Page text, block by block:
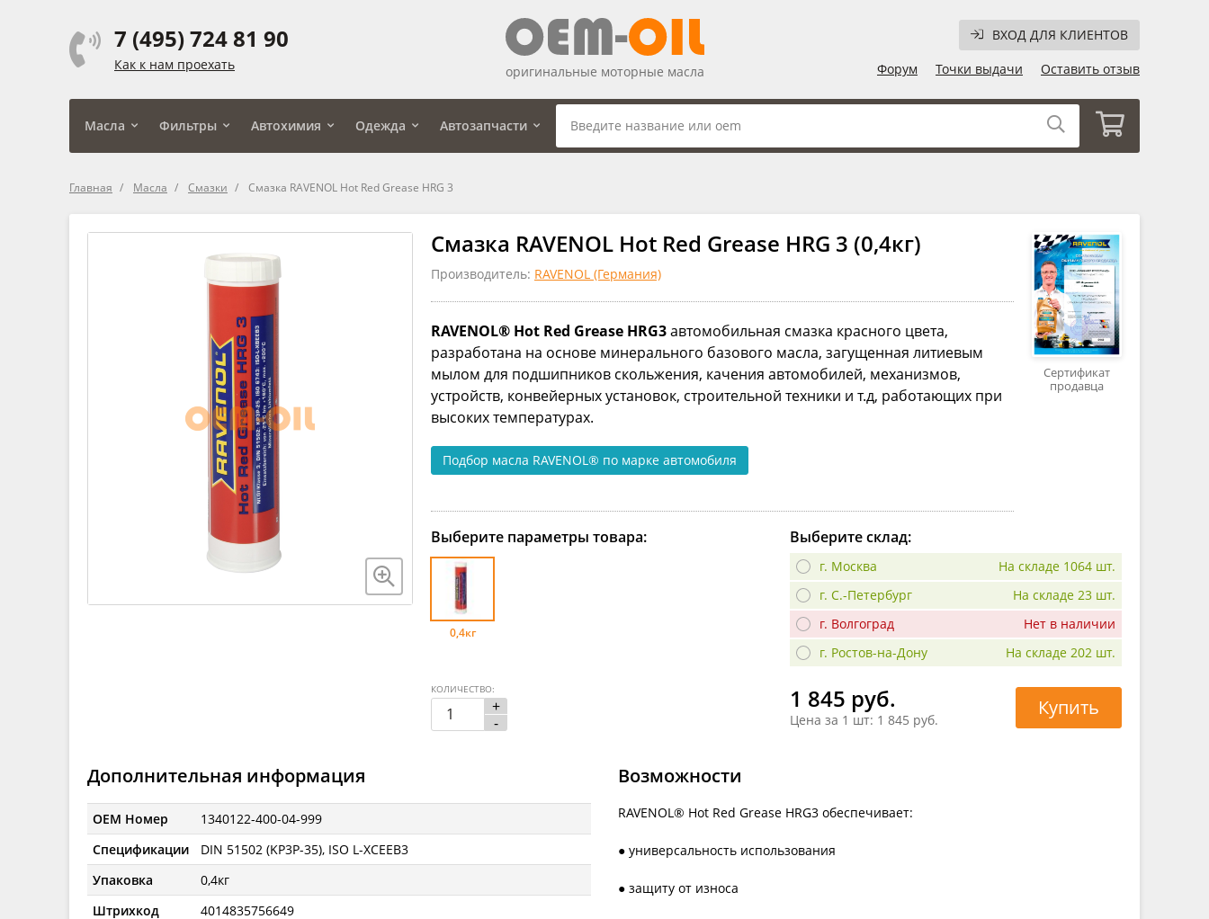
7 (495) 724 81 90
Как к нам проехать
ВХОД ДЛЯ КЛИЕНТОВ
Форум
Точки выдачи Оставить отзыв
оригинальные моторные масла
Масла Фильтры Автохимия Одежда Автозапчасти
Главная Масла Смазки Смазка RAVENOL Hot Red Grease HRG 3
Смазка RAVENOL Hot Red Grease HRG 3 (0,4кг)
Производитель: RAVENOL (Германия)
RAVENOL® Hot Red Grease HRG3автомобильная смазка красного цвета,
разработана на основе минерального базового масла, загущенная литиевым
мылом для подшипников скольжения, качения автомобилей, механизмов,
устройств, конвейерных установок, строительной техники и т.д, работающих при
высоких температурах.
Подбор масла RAVENOL® по марке автомобиля
Сертификат
продавца
Выберите параметры товара:
0,4кг
Выберите склад:
г. Москва
На складе 1064 шт.
г. С.-Петербург
На складе 23 шт.
г. Волгоград
Нет в наличии
г. Ростов-на-Дону
На складе 202 шт.
1 845 руб.
Цена за 1 шт: 1 845 руб.
+
-
КОЛИЧЕСТВО:
Купить
Дополнительная информация
OEM Номер
1340122-400-04-999
Спецификации
DIN 51502 (KP3Р-35), ISO L-XCЕEB3
Упаковка
0,4кг
Штрихкод
4014835756649
Возможности
RAVENOL® Hot Red Grease HRG3 обеспечивает:
● универсальность использования
● защиту от износа